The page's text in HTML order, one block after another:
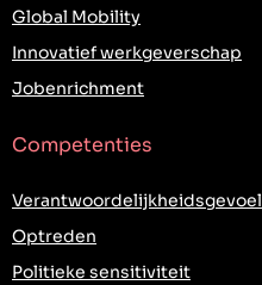
Global Mobility
Innovatief werkgeverschap
Jobenrichment
Competenties
Verantwoordelijkheidsgevoel
Optreden
Politieke sensitiviteit